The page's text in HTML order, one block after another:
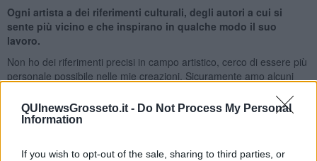
QUInewsGrosseto.it - Do Not Process My Personal
Information
If you wish to opt-out of the sale, sharing to third parties, or
Ogni artista a dei riferimenti culturali, degli autori a cui si
sente più vicino e che inspirano in qualche modo il suo
lavoro.
Non ho dei riferimenti precisi in campo artistico, cerco di essere più
personale possibile nelle mie creazioni. Sicuramente amo alcuni
opera non guardo nessuno, cerco di trovare una mia strada.
Adesso sto recitando, come protagonista, in un film e questa